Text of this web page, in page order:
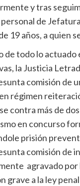
y tras
de
19 años, a quien
de todo lo actuado
la Justicia
comisión de
régimen
contra más de
en concurso
prisión
comisión de
agravado
grave a la ley